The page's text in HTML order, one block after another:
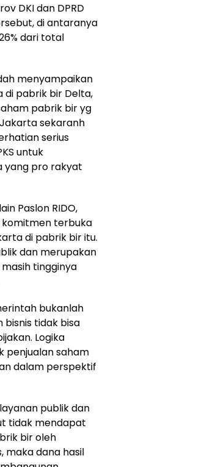
DKI dan DPRD
di antaranya
dari total
menyampaikan
di pabrik bir Delta,
pabrik bir yg
sekaranh
serius
untuk
yang pro rakyat
Paslon RIDO,
komitmen terbuka
di pabrik bir itu.
dan merupakan
tingginya
bukanlah
bisnis tidak bisa
Logika
penjualan saham
dalam perspektif
publik dan
tidak mendapat
bir oleh
maka dana hasil